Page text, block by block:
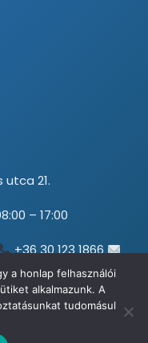
utca 21.
– 17:00
+36 30 123 1866
- Minden jog
a honlap felhasználói
alkalmazunk. A
tudomásul